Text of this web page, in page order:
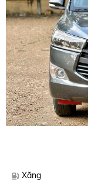
Xăng